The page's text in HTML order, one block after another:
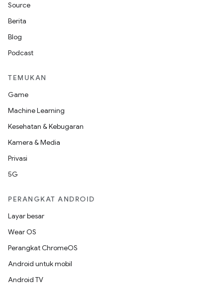
Source
Berita
Blog
Podcast
TEMUKAN
Game
Machine Learning
Kesehatan & Kebugaran
Kamera & Media
Privasi
5G
PERANGKAT ANDROID
Layar besar
Wear OS
Perangkat ChromeOS
Android untuk mobil
Android TV